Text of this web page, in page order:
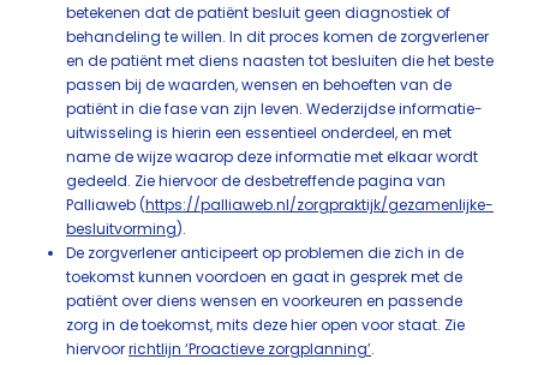
betekenen dat de patiënt besluit geen diagnostiek of
behandeling te willen. In dit proces komen de zorgverlener
en de patiënt met diens naasten tot besluiten die het beste
passen bij de waarden, wensen en behoeften van de
patiënt in die fase van zijn leven. Wederzijdse informatie-
uitwisseling is hierin een essentieel onderdeel, en met
name de wijze waarop deze informatie met elkaar wordt
gedeeld. Zie hiervoor de desbetreffende pagina van
Palliaweb (https://palliaweb.nl/zorgpraktijk/gezamenlijke-
besluitvorming).
De zorgverlener anticipeert op problemen die zich in de
toekomst kunnen voordoen en gaat in gesprek met de
patiënt over diens wensen en voorkeuren en passende
zorg in de toekomst, mits deze hier open voor staat. Zie
hiervoorrichtlijn ‘Proactieve zorgplanning’.